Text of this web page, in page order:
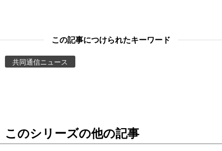
お知らせ
この記事につけられたキーワード
共同通信ニュース
このシリーズの他の記事